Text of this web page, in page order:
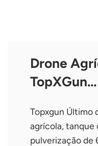
Drone
TopXGun
Topxgun Último
agrícola, tanque
pulverização de